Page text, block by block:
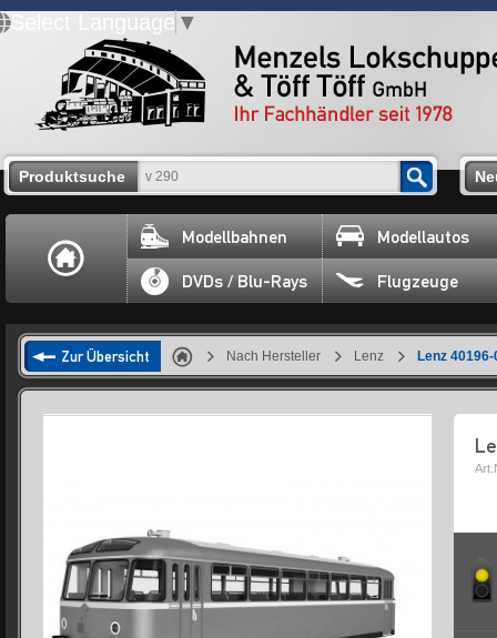
Select Language ▼
Produktsuche
Modellbahnen Modellautos
DVDs / Blu-Rays Flugzeuge
Zur Übersicht Nach Hersteller Lenz Lenz